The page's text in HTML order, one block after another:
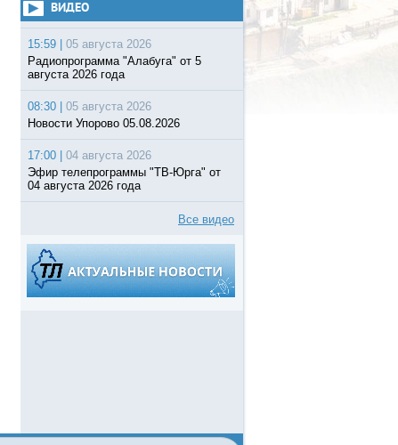
ВИДЕО
15:59 |
05 августа 2026
Радиопрограмма "Алабуга" от 5
августа 2026 года
08:30 |
05 августа 2026
Новости Упорово 05.08.2026
17:00 |
04 августа 2026
Эфир телепрограммы "ТВ-Юрга" от
04 августа 2026 года
Все видео